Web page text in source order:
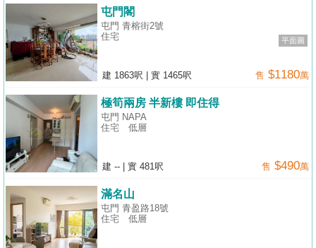
平面圖
屯門閣
屯門 青榕街2號
住宅
建 1863呎 實 1465呎 售 $1180萬
極筍兩房 半新樓 即住得
屯門 NAPA
住宅
低層
建 -- 實 481呎 售 $490萬
滿名山
屯門 青盈路18號
住宅
低層